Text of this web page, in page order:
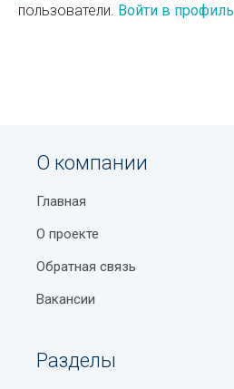
пользователи. Войти в профиль
О компании
Главная
О проекте
Обратная связь
Вакансии
Разделы